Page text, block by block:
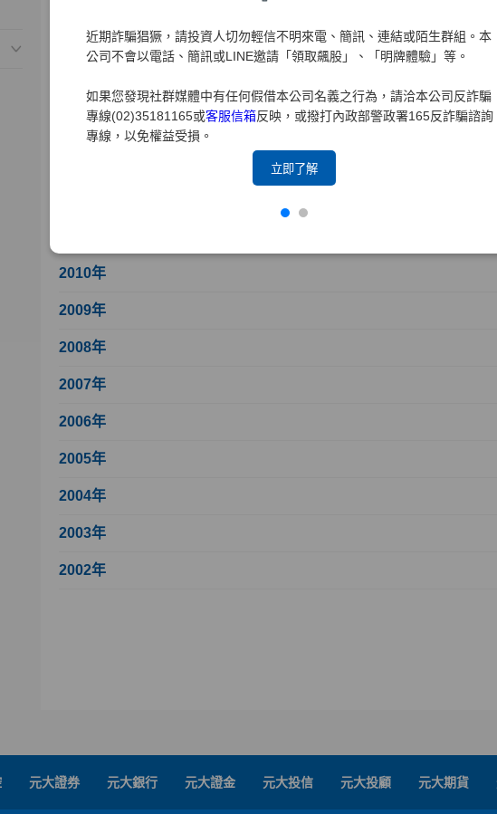
近期詐騙猖獗，請投資人切勿輕信不明來電、簡訊、連結或陌生群組。本
公司不會以電話、簡訊或LINE邀請「領取飆股」、「明牌體驗」等。
如果您發現社群媒體中有任何假借本公司名義之行為，請洽本公司反詐騙
專線(02)35181165或客服信箱反映，或撥打內政部警政署165反詐騙諮詢
專線，以免權益受損。
立即了解
2016年
2015年
2014年
2010年
2009年
2008年
2007年
2006年
2005年
2004年
2003年
2002年
元大證券 元大銀行 元大證金 元大投信 元大投顧 元大期貨